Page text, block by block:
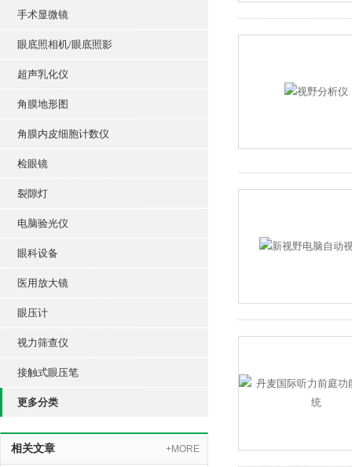
手术显微镜
眼底照相机/眼底照影
超声乳化仪
角膜地形图
角膜内皮细胞计数仪
检眼镜
裂隙灯
电脑验光仪
眼科设备
医用放大镜
眼压计
视力筛查仪
接触式眼压笔
更多分类
相关文章 +MORE